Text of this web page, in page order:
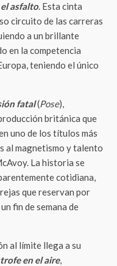
asfalto. Esta cinta
circuito de las carreras
a un brillante
en la competencia
teniendo el único
fatal(Pose),
británica que
uno de los títulos más
al magnetismo y talento
La historia se
cotidiana,
que reservan por
fin de semana de
al límite llega a su
en el aire,